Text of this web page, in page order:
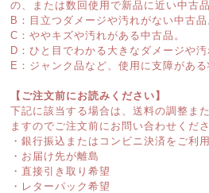
の、または数回使用で新品に近い中古品
B：目立つダメージや汚れがない中古品
C：ややキズや汚れがある中古品。
D：ひと目でわかる大きなダメージや汚
E：ジャンク品など、使用に支障がある
【ご注文前にお読みください】
下記に該当する場合は、送料の調整ま
ますのでご注文前にお問い合わせくださ
・銀行振込またはコンビニ決済をご利
・お届け先が離島
・直接引き取り希望
・レターパック希望